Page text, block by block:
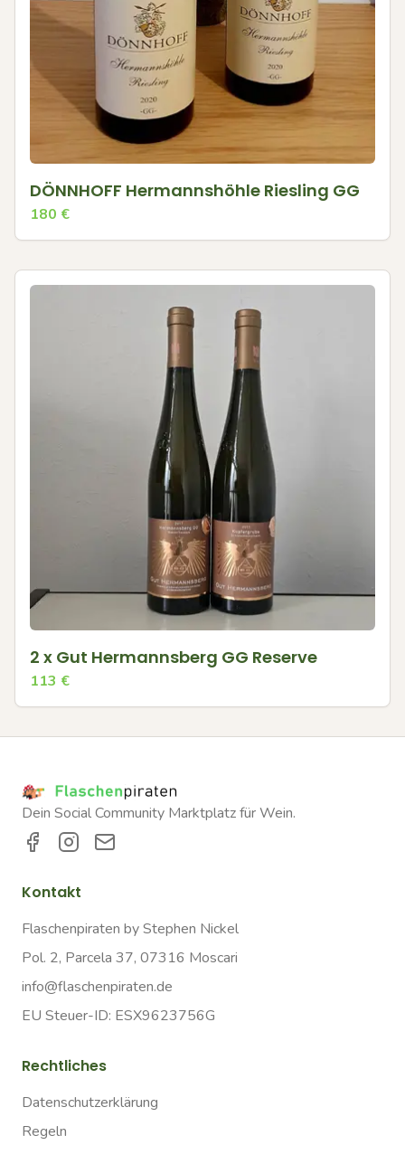
DÖNNHOFF Hermannshöhle Riesling GG
180 €
2 x Gut Hermannsberg GG Reserve
113 €
Dein Social Community Marktplatz für Wein.
Kontakt
Flaschenpiraten by Stephen Nickel
Pol. 2, Parcela 37, 07316 Moscari
info@flaschenpiraten.de
EU Steuer-ID: ESX9623756G
Rechtliches
Datenschutzerklärung
Regeln